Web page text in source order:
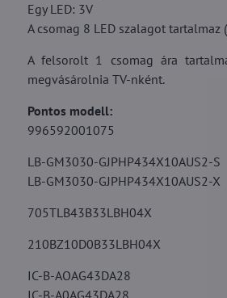
Egy LED: 3V
A csomag 8 LED szalagot
A felsorolt 1 csomag ára
megvásárolnia TV-nként.
Pontos modell:
996592001075
LB-GM3030-GJPHP434X10AUS2-S
LB-GM3030-GJPHP434X10AUS2-X
705TLB43B33LBH04X
210BZ10D0B33LBH04X
IC-B-AOAG43DA28
IC-B-A0AG43DA28